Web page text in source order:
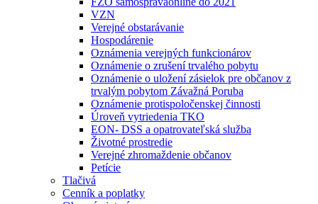
VZN
Verejné obstarávanie
Hospodárenie
Oznámenia verejných funkcionárov
Oznámenie o zrušení trvalého pobytu
Oznámenie o uložení zásielok pre občanov z
trvalým pobytom Závažná Poruba
Oznámenie protispoločenskej činnosti
Úroveň vytriedenia TKO
EON- DSS a opatrovateľská služba
Životné prostredie
Verejné zhromaždenie občanov
Petície
Tlačivá
Cenník a poplatky